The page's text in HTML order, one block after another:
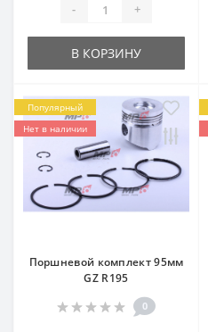
- +
В КОРЗИНУ
Популярный
Нет в наличии
Поршневой комплект 95мм
GZ R195
0